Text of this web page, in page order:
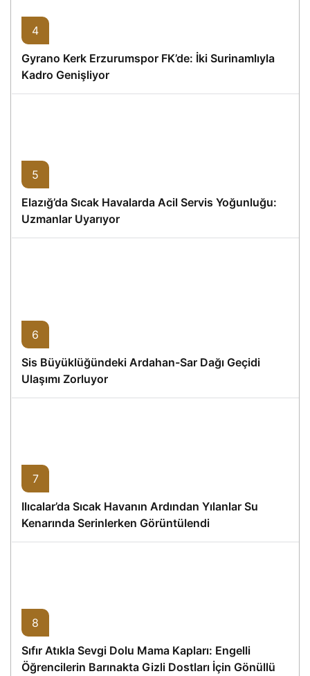
4
Gyrano Kerk Erzurumspor FK’de: İki Surinamlıyla
Kadro Genişliyor
5
Elazığ’da Sıcak Havalarda Acil Servis Yoğunluğu:
Uzmanlar Uyarıyor
6
Sis Büyüklüğündeki Ardahan-Sar Dağı Geçidi
Ulaşımı Zorluyor
7
Ilıcalar’da Sıcak Havanın Ardından Yılanlar Su
Kenarında Serinlerken Görüntülendi
8
Sıfır Atıkla Sevgi Dolu Mama Kapları: Engelli
Öğrencilerin Barınakta Gizli Dostları İçin Gönüllü